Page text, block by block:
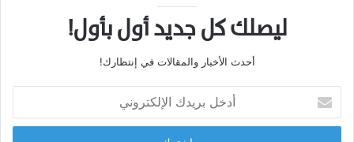
ليصلك كل جديد أول بأول!
أحدث الأخبار والمقالات في إنتظارك!
خ